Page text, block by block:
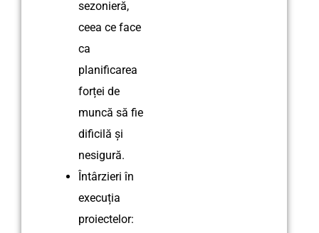
sezonieră,
ceea ce face
ca
planificarea
forței de
muncă să fie
dificilă și
nesigură.
Întârzieri în
execuția
proiectelor: